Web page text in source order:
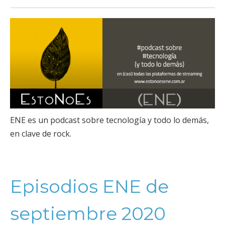
ENE es un podcast sobre tecnología y todo lo demás,
en clave de rock.
Episodios ENE de
septiembre 2020